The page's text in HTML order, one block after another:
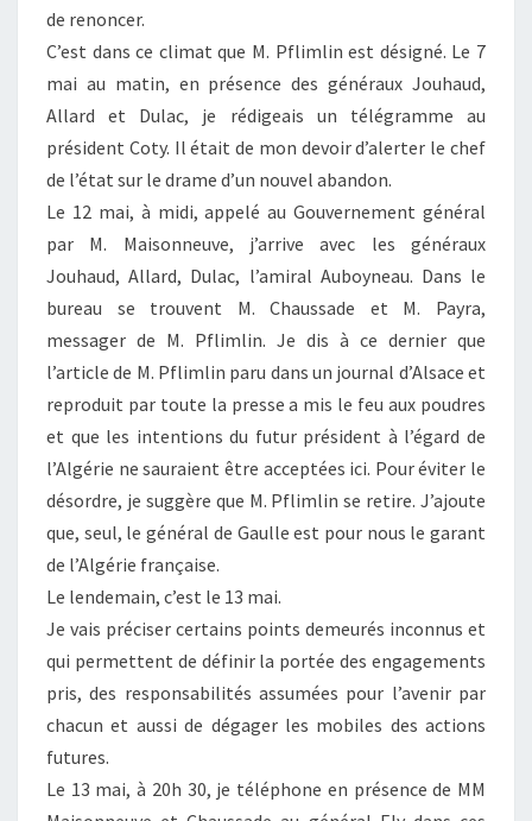
de renoncer.
C’est dans ce climat que M. Pflimlin est désigné. Le 7
mai au matin, en présence des généraux Jouhaud,
Allard et Dulac, je rédigeais un télégramme au
président Coty. Il était de mon devoir d’alerter le chef
de l’état sur le drame d’un nouvel abandon.
Le 12 mai, à midi, appelé au Gouvernement général
par M. Maisonneuve, j’arrive avec les généraux
Jouhaud, Allard, Dulac, l’amiral Auboyneau. Dans le
bureau se trouvent M. Chaussade et M. Payra,
messager de M. Pflimlin. Je dis à ce dernier que
l’article de M. Pflimlin paru dans un journal d’Alsace et
reproduit par toute la presse a mis le feu aux poudres
et que les intentions du futur président à l’égard de
l’Algérie ne sauraient être acceptées ici. Pour éviter le
désordre, je suggère que M. Pflimlin se retire. J’ajoute
que, seul, le général de Gaulle est pour nous le garant
de l’Algérie française.
Le lendemain, c’est le 13 mai.
Je vais préciser certains points demeurés inconnus et
qui permettent de définir la portée des engagements
pris, des responsabilités assumées pour l’avenir par
chacun et aussi de dégager les mobiles des actions
futures.
Le 13 mai, à 20h 30, je téléphone en présence de MM